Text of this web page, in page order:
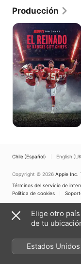
Producción
El
reinado
de
Kansas
City
Chiefs
Chile (Español) English
Copyright © 2026 Apple Inc.
Términos del servicio de
Política de cookies
Elige otro
de tu
Estados
México)